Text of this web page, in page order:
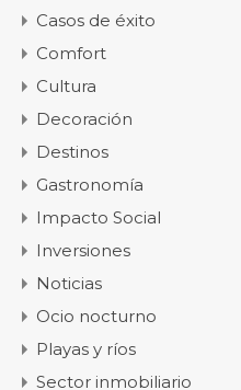
Casos de éxito
Comfort
Cultura
Decoración
Destinos
Gastronomía
Impacto Social
Inversiones
Noticias
Ocio nocturno
Playas y ríos
Sector inmobiliario